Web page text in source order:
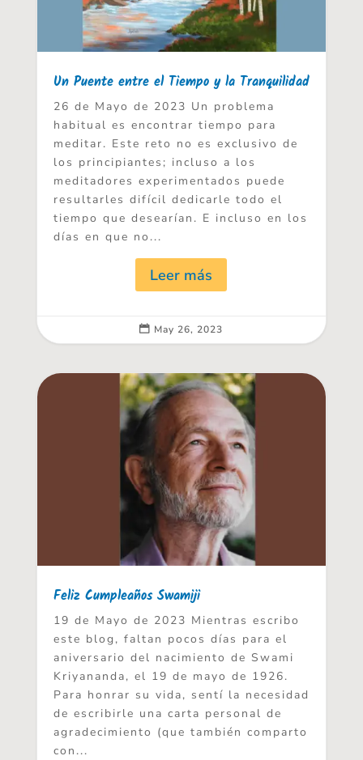
Un Puente entre el Tiempo y la Tranquilidad
26 de Mayo de 2023 Un problema
habitual es encontrar tiempo para
meditar. Este reto no es exclusivo de
los principiantes; incluso a los
meditadores experimentados puede
resultarles difícil dedicarle todo el
tiempo que desearían. E incluso en los
días en que no...
Leer más
 May 26, 2023
Feliz Cumpleaños Swamiji
19 de Mayo de 2023 Mientras escribo
este blog, faltan pocos días para el
aniversario del nacimiento de Swami
Kriyananda, el 19 de mayo de 1926.
Para honrar su vida, sentí la necesidad
de escribirle una carta personal de
agradecimiento (que también comparto
con...